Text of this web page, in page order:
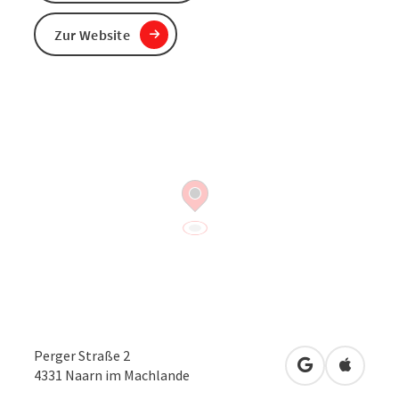
Perger Straße 2
4331 Naarn im Machlande in Google
in
Zur Website